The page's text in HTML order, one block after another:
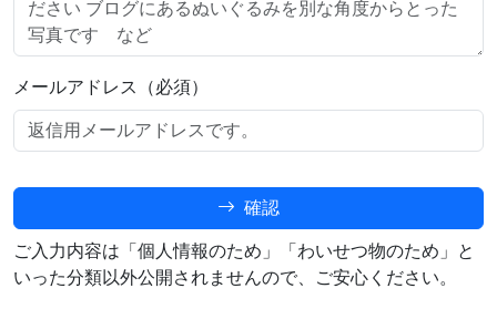
メールアドレス（必須）
確認
ご入力内容は「個人情報のため」「わいせつ物のため」と
いった分類以外公開されませんので、ご安心ください。